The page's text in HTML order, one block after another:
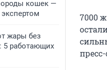
кошек —
жары без
5 работающих
7000